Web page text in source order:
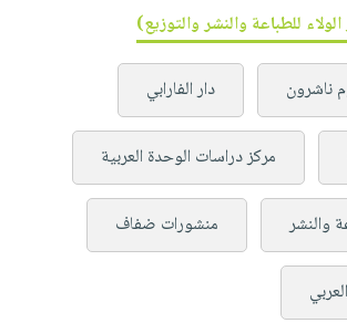
للطباعة والنشر والتوزيع)
ناشرون دار الفارابي
مركز دراسات الوحدة العربية
والنشر منشورات ضفاف